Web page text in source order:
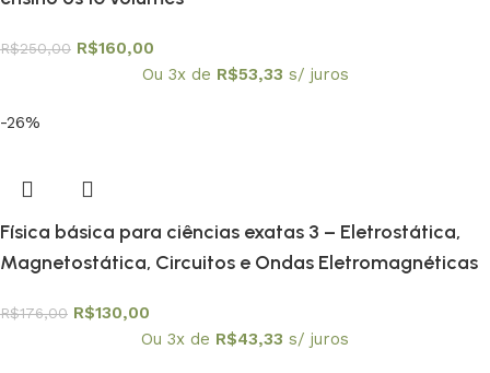
R$250,00 R$160,00
Ou 3x de R$53,33 s/ juros
-26%
Física básica para ciências exatas 3 – Eletrostática,
Magnetostática, Circuitos e Ondas Eletromagnéticas
R$176,00 R$130,00
Ou 3x de R$43,33 s/ juros